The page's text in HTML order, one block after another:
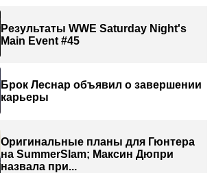
Результаты WWE Saturday Night's
Main Event #45
Брок Леснар объявил о завершении
карьеры
Оригинальные планы для Гюнтера
на SummerSlam; Максин Дюпри
назвала при...